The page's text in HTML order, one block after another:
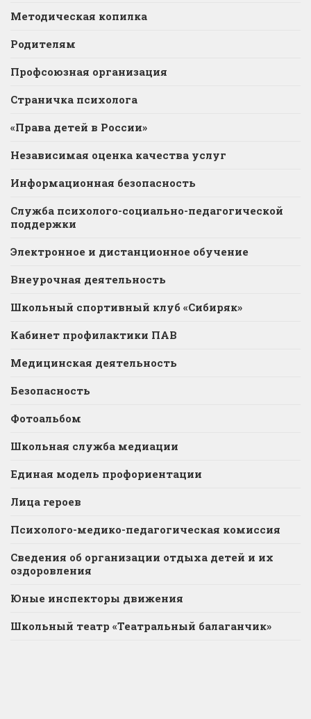
Методическая копилка
Родителям
Профсоюзная организация
Страничка психолога
«Права детей в России»
Независимая оценка качества услуг
Информационная безопасность
Служба психолого-социально-педагогической
поддержки
Электронное и дистанционное обучение
Внеурочная деятельность
Школьный спортивный клуб «Сибиряк»
Кабинет профилактики ПАВ
Медицинская деятельность
Безопасность
Фотоальбом
Школьная служба медиации
Единая модель профориентации
Лица героев
Психолого-медико-педагогическая комиссия
Сведения об организации отдыха детей и их
оздоровления
Юные инспекторы движения
Школьный театр «Театральный балаганчик»